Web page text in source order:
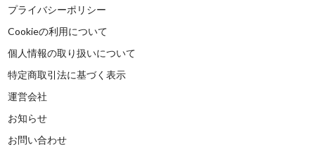
プライバシーポリシー
Cookieの利用について
個人情報の取り扱いについて
特定商取引法に基づく表示
運営会社
お知らせ
お問い合わせ